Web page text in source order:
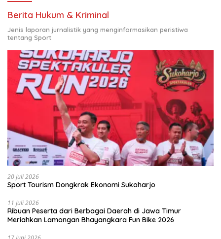
Berita Hukum & Kriminal
Jenis laporan jurnalistik yang menginformasikan peristiwa
tentang Sport
20 Juli 2026
Sport Tourism Dongkrak Ekonomi Sukoharjo
11 Juli 2026
Ribuan Peserta dari Berbagai Daerah di Jawa Timur
Meriahkan Lamongan Bhayangkara Fun Bike 2026